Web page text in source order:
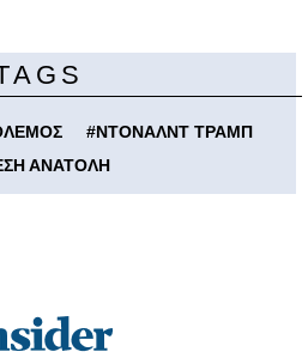
#ΝΤΟΝΑΛΝΤ ΤΡΑΜΠ
ΑΝΑΤΟΛΗ